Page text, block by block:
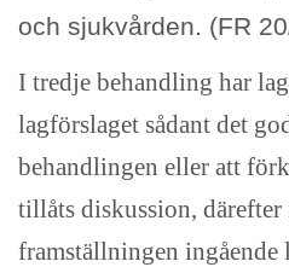
och sjukvården. (FR
I tredje behandling har
lagförslaget sådant det
behandlingen eller att
tillåts diskussion,
framställningen ingående